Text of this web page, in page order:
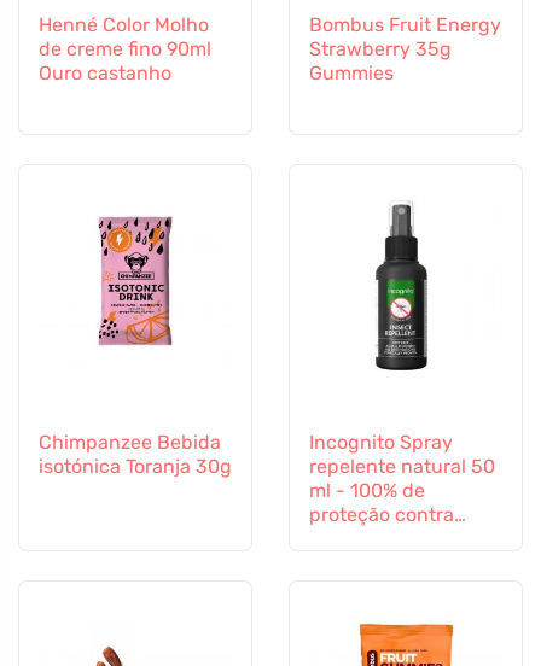
Henné Color Molho
de creme fino 90ml
Ouro castanho
Bombus Fruit Energy
Strawberry 35g
Gummies
Chimpanzee Bebida
isotónica Toranja 30g
Incognito Spray
repelente natural 50
ml - 100% de
proteção contra